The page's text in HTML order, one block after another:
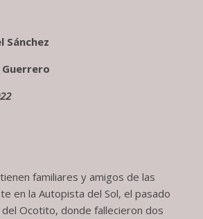
Sánchez
familiares y amigos de las
en la Autopista del Sol, el pasado
Ocotito, donde fallecieron dos